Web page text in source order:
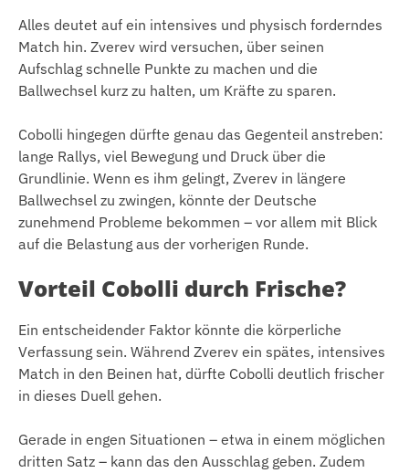
Alles deutet auf ein intensives und physisch forderndes
Match hin. Zverev wird versuchen, über seinen
Aufschlag schnelle Punkte zu machen und die
Ballwechsel kurz zu halten, um Kräfte zu sparen.
Cobolli hingegen dürfte genau das Gegenteil anstreben:
lange Rallys, viel Bewegung und Druck über die
Grundlinie. Wenn es ihm gelingt, Zverev in längere
Ballwechsel zu zwingen, könnte der Deutsche
zunehmend Probleme bekommen – vor allem mit Blick
auf die Belastung aus der vorherigen Runde.
Vorteil Cobolli durch Frische?
Ein entscheidender Faktor könnte die körperliche
Verfassung sein. Während Zverev ein spätes, intensives
Match in den Beinen hat, dürfte Cobolli deutlich frischer
in dieses Duell gehen.
Gerade in engen Situationen – etwa in einem möglichen
dritten Satz – kann das den Ausschlag geben. Zudem